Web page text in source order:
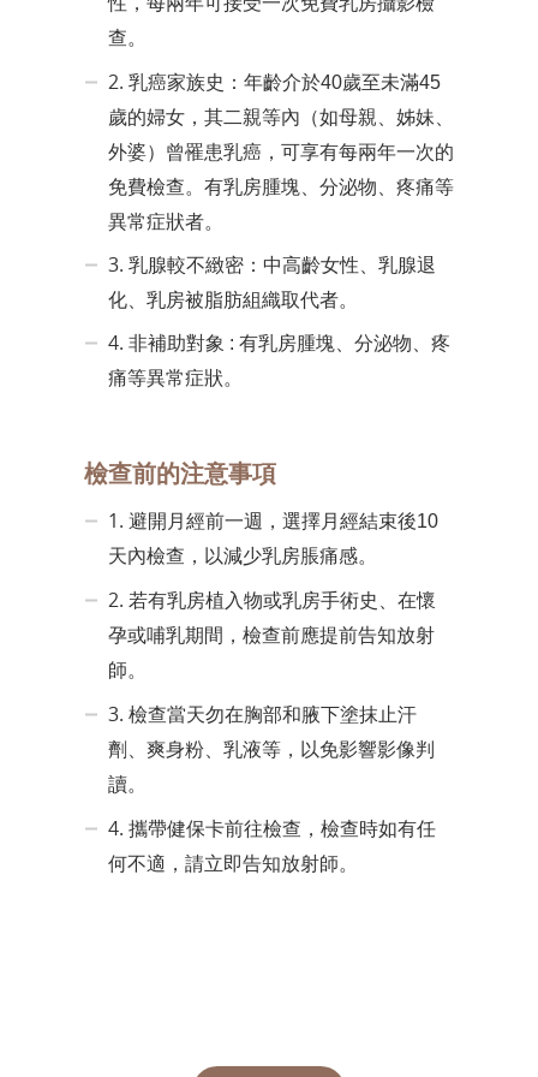
查。
2. 乳癌家族史 ： 年齡介於40歲至未滿45
歲的婦女，其二親等內（如母親、姊妹、
外婆）曾罹患乳癌，可享有每兩年一次的
免費檢查。 有乳房腫塊、分泌物、疼痛等
異常症狀者。
3. 乳腺較不緻密 ： 中高齡女性、乳腺退
化、乳房被脂肪組織取代者。
4. 非補助對象 : 有乳房腫塊、分泌物、疼
痛等異常症狀。
檢查前的注意事項
1. 避開月經前一週，選擇月經結束後10
天內檢查，以減少乳房脹痛感。
2. 若有乳房植入物或乳房手術史
、在懷
孕或哺乳期間 ， 檢查前應提前告知放射
師。
3. 檢查當天勿在胸部和腋下塗抹止汗
劑、爽身粉、乳液等，以免影響影像判
讀。
4. 攜帶健保卡前往檢查，檢查時如有任
何不適，請立即告知放射師。